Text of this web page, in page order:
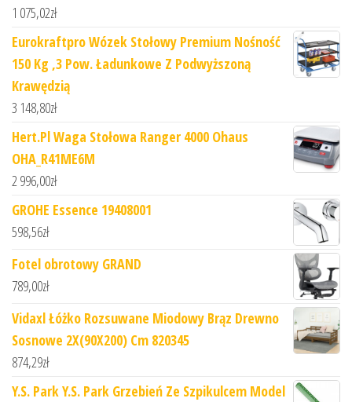
1 075,02zł
Eurokraftpro Wózek Stołowy Premium Nośność
150 Kg ,3 Pow. Ładunkowe Z Podwyższoną
Krawędzią
3 148,80zł
Hert.Pl Waga Stołowa Ranger 4000 Ohaus
OHA_R41ME6M
2 996,00zł
GROHE Essence 19408001
598,56zł
Fotel obrotowy GRAND
789,00zł
Vidaxl Łóżko Rozsuwane Miodowy Brąz Drewno
Sosnowe 2X(90X200) Cm 820345
874,29zł
Y.S. Park Y.S. Park Grzebień Ze Szpikulcem Model